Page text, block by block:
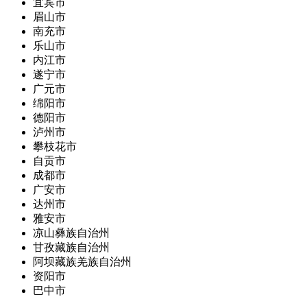
宜宾市
眉山市
南充市
乐山市
内江市
遂宁市
广元市
绵阳市
德阳市
泸州市
攀枝花市
自贡市
成都市
广安市
达州市
雅安市
凉山彝族自治州
甘孜藏族自治州
阿坝藏族羌族自治州
资阳市
巴中市